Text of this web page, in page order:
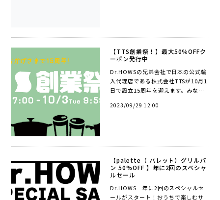
【TTS創業祭！】最大50％OFFク
ーポン発行中
Dr.HOWSの兄弟会社で日本の公式輸
入代理店である株式会社TTSが10月1
日で設立15周年を迎えます。みなさ
Dr.HOWSも最大50％OFFのクーポン
2023/09/29 12:00
【palette（ パレット）グリルパ
ン 50%OFF 】年に2回のスペシャ
ルセール
Dr.HOWS 年に2回のスペシャルセ
ールがスタート！おうちで楽しむサ